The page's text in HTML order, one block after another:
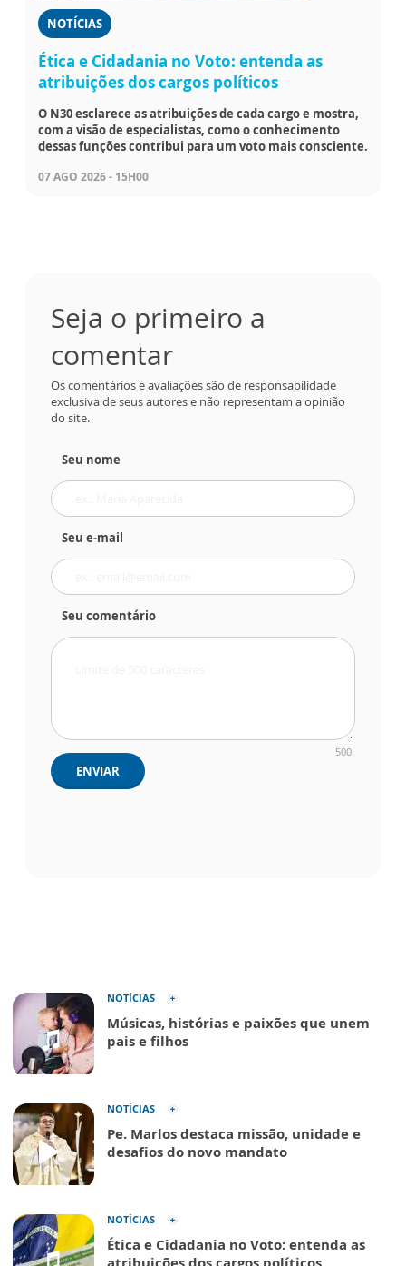
NOTÍCIAS
Ética e Cidadania no Voto: entenda as
atribuições dos cargos políticos
O N30 esclarece as atribuições de cada cargo e mostra,
com a visão de especialistas, como o conhecimento
dessas funções contribui para um voto mais consciente.
07 AGO 2026 - 15H00
Seja o primeiro a
comentar
Os comentários e avaliações são de responsabilidade
exclusiva de seus autores e não representam a opinião
do site.
Seu nome
Seu e-mail
Seu comentário
500
ENVIAR
NOTÍCIAS
Músicas, histórias e paixões que unem
pais e filhos
NOTÍCIAS
Pe. Marlos destaca missão, unidade e
desafios do novo mandato
NOTÍCIAS
Ética e Cidadania no Voto: entenda as
atribuições dos cargos políticos